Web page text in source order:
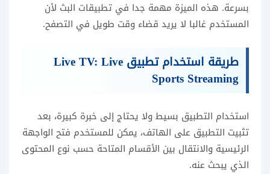
بسرعة. هذه الميزة مهمة جدا في تطبيقات البث لأن
المستخدم غالبا لا يريد قضاء وقت طويل في التصفح.
طريقة استخدام تطبيق Live TV: Live
Sports Streaming
استخدام التطبيق بسيط ولا يحتاج إلى خبرة كبيرة، بعد
تثبيت التطبيق على الهاتف، يمكن للمستخدم فتح الواجهة
الرئيسية والانتقال بين الأقسام المتاحة حسب نوع المحتوى
الذي يبحث عنه.